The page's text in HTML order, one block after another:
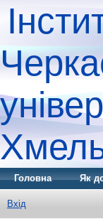
Головна Як
Вхід